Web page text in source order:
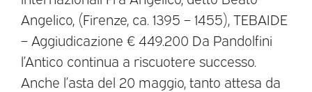
Angelico, (Firenze, ca. 1395 – 1455), TEBAIDE
– Aggiudicazione € 449.200 Da Pandolfini
l’Antico continua a riscuotere successo.
Anche l’asta del 20 maggio, tanto attesa da